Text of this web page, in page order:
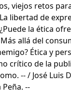
viejos retos
libertad de
la ética
allá del
Ética y
crítico de la
-- / José Luis
--